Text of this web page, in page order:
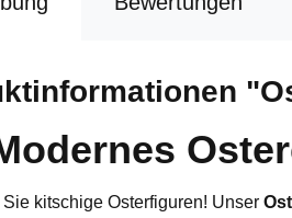
kitschige Osterfiguren! Unser